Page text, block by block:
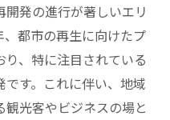
クトの概要
発プロジェクトのメ
る要素とは
発の進行が著しいエリ
都市の再生に向けたプ
、特に注目されている
す。これに伴い、地域
光客やビジネスの場と